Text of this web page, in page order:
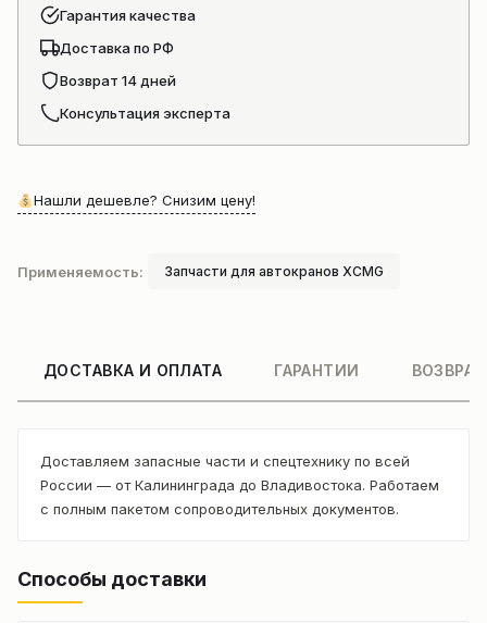
Гарантия качества
Доставка по РФ
Возврат 14 дней
Консультация эксперта
Нашли дешевле? Снизим цену!
Применяемость: Запчасти для автокранов XCMG
ДОСТАВКА И ОПЛАТА ГАРАНТИИ
Доставляем запасные части и спецтехнику по всей
России — от Калининграда до Владивостока. Работаем
с полным пакетом сопроводительных документов.
Способы доставки